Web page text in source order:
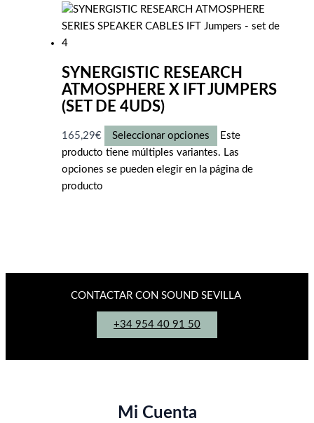
SYNERGISTIC RESEARCH
ATMOSPHERE X IFT JUMPERS
(SET DE 4UDS)
165,29€ Seleccionar opciones
Este
producto tiene múltiples variantes. Las
opciones se pueden elegir en la página de
producto
CONTACTAR CON SOUND SEVILLA
+34 954 40 91 50
Mi Cuenta